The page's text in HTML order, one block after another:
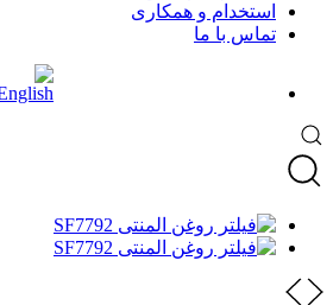
استخدام و همکاری
تماس با ما